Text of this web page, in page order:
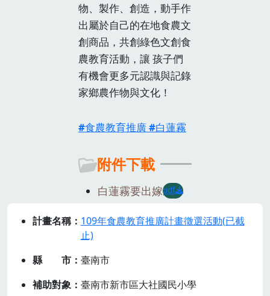
物、製作、創造，動手作
出屬於自己的在地食農文
創商品，共創綠色文創食
農教育活動，讓 孩子們
有機會更多元認識與記錄
家鄉農作物與文化！
食農教育推廣 白蓮霧
附件下載
白蓮霧要出嫁pdf
計畫名稱
109年食農教育推廣計畫徵選活動(已截
止)
縣市
臺南市
補助對象
臺南市新市區大社國民小學